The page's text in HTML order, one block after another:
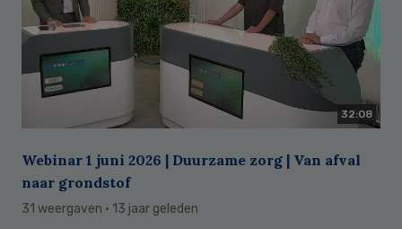
32:08
Webinar 1 juni 2026 | Duurzame zorg | Van afval
naar grondstof
31 weergaven · 13 jaar geleden